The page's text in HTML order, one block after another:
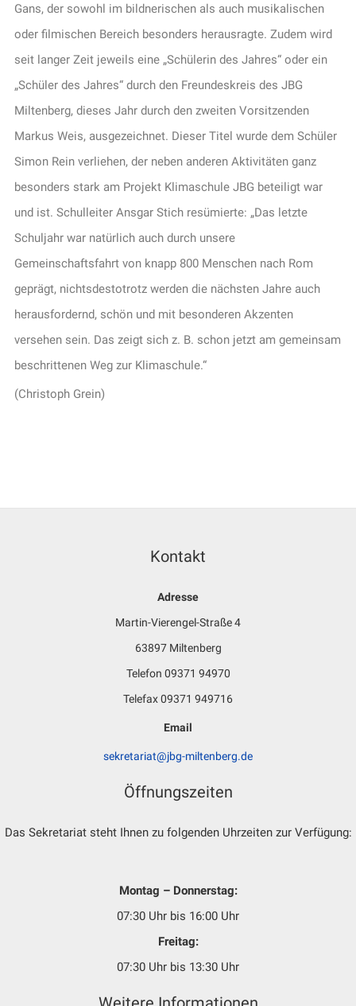
Gans, der sowohl im bildnerischen als auch musikalischen
oder filmischen Bereich besonders herausragte. Zudem wird
seit langer Zeit jeweils eine „Schülerin des Jahres“ oder ein
„Schüler des Jahres“ durch den Freundeskreis des JBG
Miltenberg, dieses Jahr durch den zweiten Vorsitzenden
Markus Weis, ausgezeichnet. Dieser Titel wurde dem Schüler
Simon Rein verliehen, der neben anderen Aktivitäten ganz
besonders stark am Projekt Klimaschule JBG beteiligt war
und ist. Schulleiter Ansgar Stich resümierte: „Das letzte
Schuljahr war natürlich auch durch unsere
Gemeinschaftsfahrt von knapp 800 Menschen nach Rom
geprägt, nichtsdestotrotz werden die nächsten Jahre auch
herausfordernd, schön und mit besonderen Akzenten
versehen sein. Das zeigt sich z. B. schon jetzt am gemeinsam
beschrittenen Weg zur Klimaschule.“
(Christoph Grein)
Kontakt
Adresse
Martin-Vierengel-Straße 4
63897 Miltenberg
Telefon 09371 94970
Telefax 09371 949716
Email
sekretariat@jbg-miltenberg.de
Öffnungszeiten
Das Sekretariat steht Ihnen zu folgenden Uhrzeiten zur Verfügung:
Montag – Donnerstag:
07:30 Uhr bis 16:00 Uhr
Freitag:
07:30 Uhr bis 13:30 Uhr